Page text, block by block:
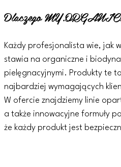
Dlaczego
Każdy profesjonalista wie, jak
stawia na organiczne i
pielęgnacyjnymi. Produkty te
najbardziej wymagających
W ofercie znajdziemy linie
a także innowacyjne formuły
że każdy produkt jest